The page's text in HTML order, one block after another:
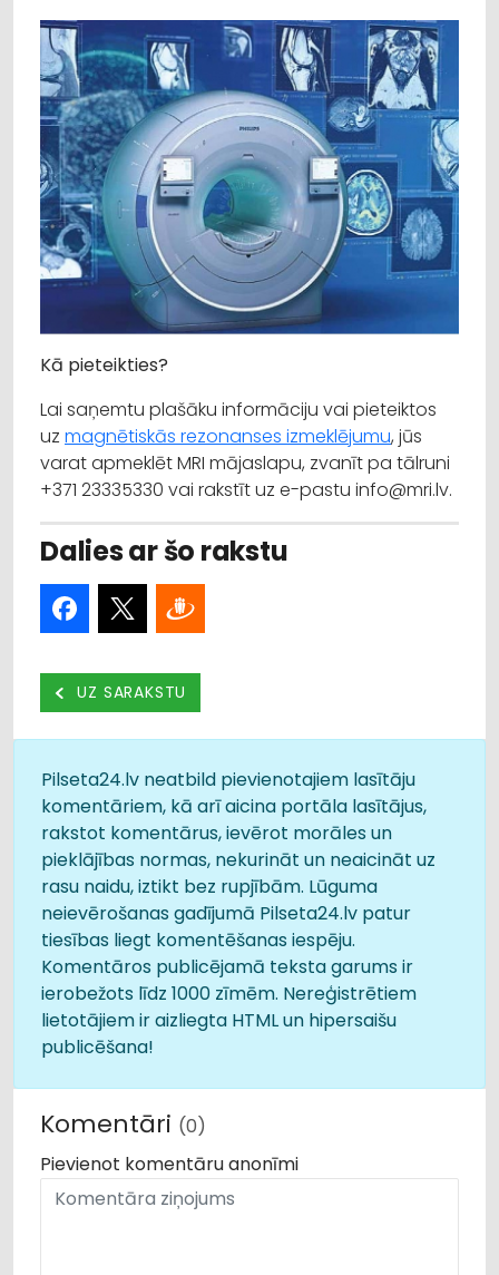
Kā pieteikties?
Lai saņemtu plašāku informāciju vai pieteiktos
uz magnētiskās rezonanses izmeklējumu, jūs
varat apmeklēt MRI mājaslapu, zvanīt pa tālruni
+371 23335330 vai rakstīt uz e-pastu info@mri.lv.
Dalies ar šo rakstu
UZ SARAKSTU
Pilseta24.lv neatbild pievienotajiem lasītāju
komentāriem, kā arī aicina portāla lasītājus,
rakstot komentārus, ievērot morāles un
pieklājības normas, nekurināt un neaicināt uz
rasu naidu, iztikt bez rupjībām. Lūguma
neievērošanas gadījumā Pilseta24.lv patur
tiesības liegt komentēšanas iespēju.
Komentāros publicējamā teksta garums ir
ierobežots līdz 1000 zīmēm. Nereģistrētiem
lietotājiem ir aizliegta HTML un hipersaišu
publicēšana!
Komentāri (0)
Pievienot komentāru anonīmi